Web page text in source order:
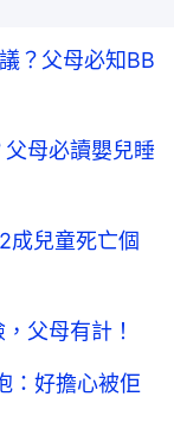
？父母必知BB
母必讀嬰兒睡
兒童死亡個
父母有計！
好擔心被佢